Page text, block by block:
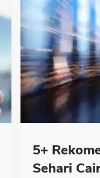
5+
Sehari